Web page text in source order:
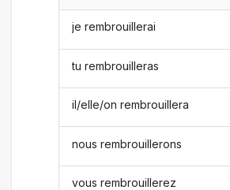
je rembrouillerai
tu rembrouilleras
il/elle/on rembrouillera
nous rembrouillerons
vous rembrouillerez